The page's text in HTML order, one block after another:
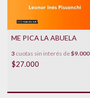
ME PICA LA ABUELA
3 cuotas sin interés de$9.000
$27.000